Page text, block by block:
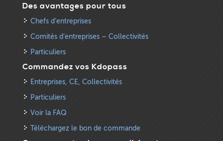
Des avantages pour tous
Chefs d’entreprises
Comités d’entreprises – Collectivités
Particuliers
Commandez vos Kdopass
Entreprises, CE, Collectivités
Particuliers
Voir la FAQ
Téléchargez le bon de commande